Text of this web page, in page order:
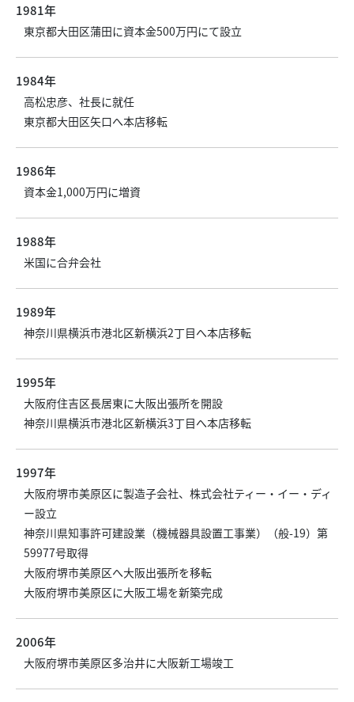
1981年
東京都大田区蒲田に資本金500万円にて設立
1984年
高松忠彦、社長に就任
東京都大田区矢口へ本店移転
1986年
資本金1,000万円に増資
1988年
米国に合弁会社
1989年
神奈川県横浜市港北区新横浜2丁目へ本店移転
1995年
大阪府住吉区長居東に大阪出張所を開設
神奈川県横浜市港北区新横浜3丁目へ本店移転
1997年
大阪府堺市美原区に製造子会社、株式会社ティー・イー・ディ
ー設立
神奈川県知事許可建設業（機械器具設置工事業）（般-19）第
59977号取得
大阪府堺市美原区へ大阪出張所を移転
大阪府堺市美原区に大阪工場を新築完成
2006年
大阪府堺市美原区多治井に大阪新工場竣工